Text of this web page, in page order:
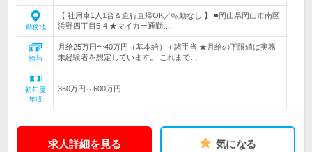
勤務地
【 社用車1人1台＆直行直帰OK／転勤なし 】 ■岡山県岡山市南区
浜野四丁目5-4 ★マイカー通勤…
給与
月給25万円〜40万円（基本給）＋諸手当 ★月給の下限値は実務
未経験者を想定しています。 これまで…
初年度
年収
350万円～600万円
求人詳細を見る 気になる